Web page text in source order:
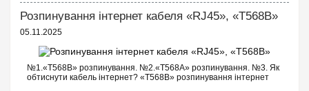
вимикачі: Два од...
Розпинування інтернет кабеля «RJ45», «T568B»
05.11.2025
№1.«T568B» розпинування. №2.«T568A» розпинування. №3. Як
обтиснути кабель інтернет? «T568B» розпинування інтернет